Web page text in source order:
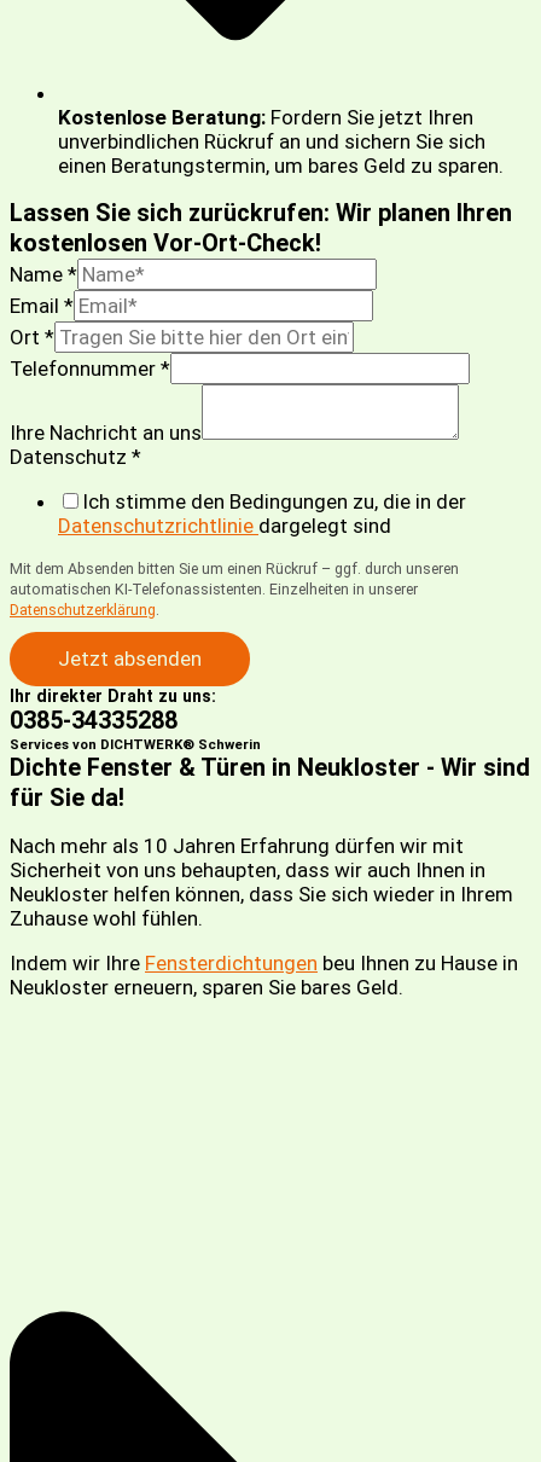
Kostenlose Beratung: Fordern Sie jetzt Ihren
unverbindlichen Rückruf an und sichern Sie sich
einen Beratungstermin, um bares Geld zu sparen.
Lassen Sie sich zurückrufen: Wir planen Ihren
kostenlosen Vor-Ort-Check!
Name *
Name
Eintragung
Nachricht
Email *
Ort *
Telefonnummer *
Ihre Nachricht an uns
Datenschutz *
Ich stimme den Bedingungen zu, die in der
Datenschutzrichtlinie dargelegt sind
Mit dem Absenden bitten Sie um einen Rückruf – ggf. durch unseren
automatischen KI-Telefonassistenten. Einzelheiten in unserer
Datenschutzerklärung.
Jetzt absenden
Ihr direkter Draht zu uns:
0385-34335288
Services von DICHTWERK® Schwerin
Dichte Fenster & Türen in Neukloster - Wir sind
für Sie da!
Nach mehr als 10 Jahren Erfahrung dürfen wir mit
Sicherheit von uns behaupten, dass wir auch Ihnen in
Neukloster helfen können, dass Sie sich wieder in Ihrem
Zuhause wohl fühlen.
Indem wir Ihre Fensterdichtungen beu Ihnen zu Hause in
Neukloster erneuern, sparen Sie bares Geld.